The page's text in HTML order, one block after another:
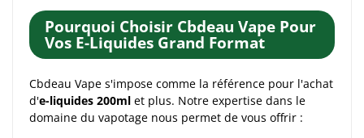
Pourquoi Choisir Cbdeau Vape Pour
Vos E-Liquides Grand Format
Cbdeau Vape s'impose comme la référence pour l'achat
d'e-liquides 200ml et plus. Notre expertise dans le
domaine du vapotage nous permet de vous offrir :